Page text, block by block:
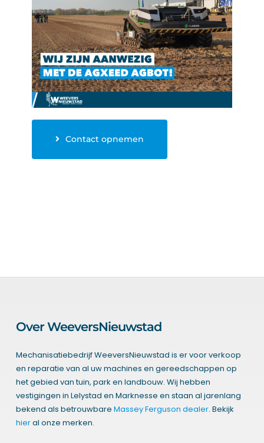
Contact opnemen
Over WeeversNieuwstad
Mechanisatiebedrijf WeeversNieuwstad is er voor verkoop
en reparatie van al uw machines en gereedschappen op
het gebied van tuin, park en landbouw. Wij hebben
vestigingen in Lelystad en Marknesse en staan al jarenlang
bekend als betrouwbare Massey Ferguson dealer. Bekijk
hieral onze merken.